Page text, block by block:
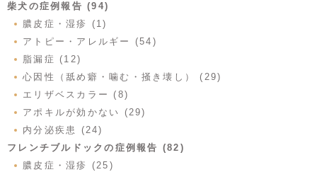
柴犬の症例報告 (94)
膿皮症・湿疹 (1)
アトピー・アレルギー (54)
脂漏症 (12)
心因性（舐め癖・噛む・掻き壊し） (29)
エリザベスカラー (8)
アポキルが効かない (29)
内分泌疾患 (24)
フレンチブルドックの症例報告 (82)
膿皮症・湿疹 (25)